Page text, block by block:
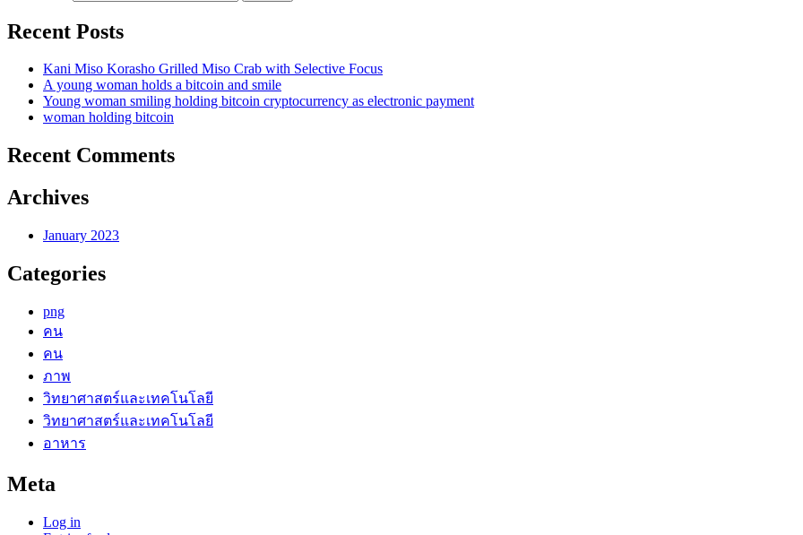
Recent Posts
Kani Miso Korasho Grilled Miso Crab with Selective Focus
A young woman holds a bitcoin and smile
Young woman smiling holding bitcoin cryptocurrency as electronic payment
woman holding bitcoin
Recent Comments
Archives
January 2023
Categories
png
คน
คน
ภาพ
วิทยาศาสตร์และเทคโนโลยี
วิทยาศาสตร์และเทคโนโลยี
อาหาร
Meta
Log in